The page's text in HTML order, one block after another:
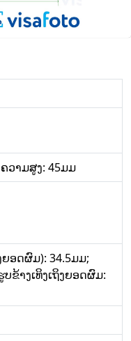
ວາມສູງ: 45ມມ
ອດຜົມ): 34.5ມມ;
ຂ້າງເທິງເຖິງຍອດຜົມ: